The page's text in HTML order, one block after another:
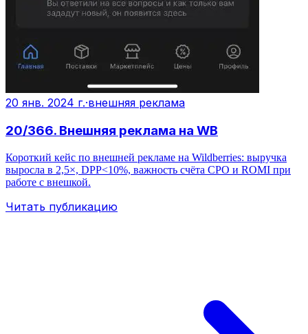
20 янв. 2024 г.·внешняя реклама
20/366. Внешняя реклама на WB
Короткий кейс по внешней рекламе на Wildberries: выручка
выросла в 2,5×, DРР<10%, важность счёта CPO и ROMI при
работе с внешкой.
Читать публикацию